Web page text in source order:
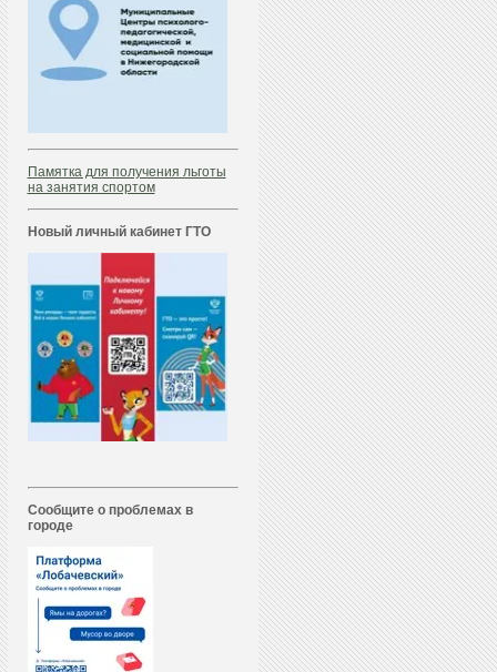
Памятка для получения льготы
на занятия спортом
Новый личный кабинет ГТО
Сообщите о проблемах в
городе